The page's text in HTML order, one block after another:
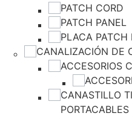
PATCH CORD
PATCH PANEL
PLACA PATCH
CANALIZACIÓN DE
ACCESORIOS
CANASTILLO
PORTACABLES